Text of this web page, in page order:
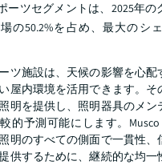
ーツセグメントは、2025年の
の50.2%を占め、最大のシ
ツ施設は、天候の影響を心配
屋内環境を活用できます。そ
明を提供し、照明器具のメン
的予測可能にします。
明のすべての側面で一貫性、
供するために、継続的な均一